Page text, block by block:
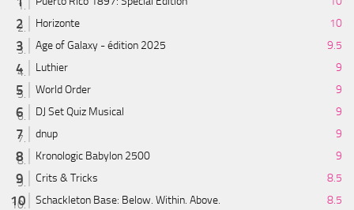
Horizonte
10
Age of Galaxy - édition 2025
9.5
Luthier
9
World Order
9
DJ Set Quiz Musical
9
dnup
9
Kronologic Babylon 2500
9
Crits & Tricks
8.5
Schackleton Base: Below. Within. Above.
8.5